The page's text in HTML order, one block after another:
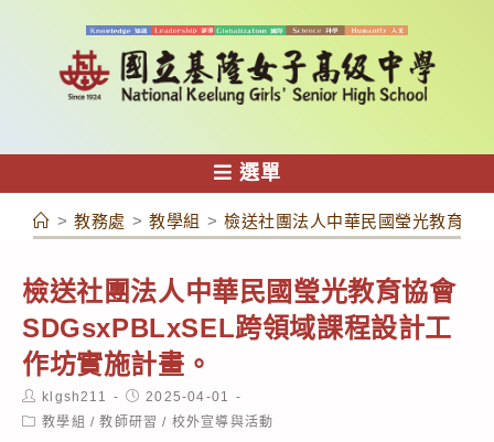
容
選單
> 教務處 > 教學組 > 檢送社團法人中華民國瑩光教育協
檢送社團法人中華民國瑩光教育協會
SDGsxPBLxSEL跨領域課程設計工
作坊實施計畫。
Post
author:
klgsh211
Post
published:
2025-04-01
Post教學組 / 教師研習 / 校外宣導與活動